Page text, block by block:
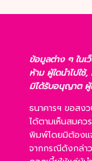
ข้อมูลต่าง ๆ ใน
ห้าม ผู้ใดนำไปใ
มิได้รับอนุญาต ผู้
ธนาคารฯ ขอสง
ได้ตามเห็นสมค
พิมพ์โดยมิต้องแ
จากกรณีดังกล่า